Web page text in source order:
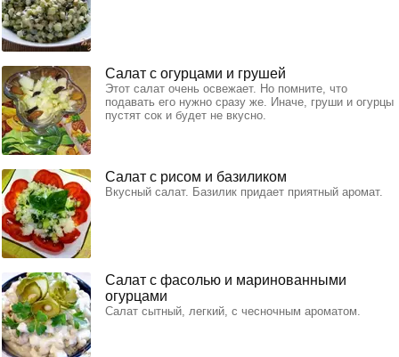
Салат с огурцами и грушей
Этот салат очень освежает. Но помните, что
подавать его нужно сразу же. Иначе, груши и огурцы
пустят сок и будет не вкусно.
Салат с рисом и базиликом
Вкусный салат. Базилик придает приятный аромат.
Салат с фасолью и маринованными
огурцами
Салат сытный, легкий, с чесночным ароматом.